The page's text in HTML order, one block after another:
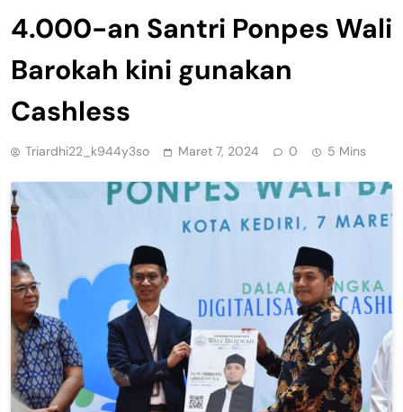
4.000-an Santri Ponpes Wali
Barokah kini gunakan
Cashless
Triardhi22_k944y3so Maret 7, 2024 0 5 Mins